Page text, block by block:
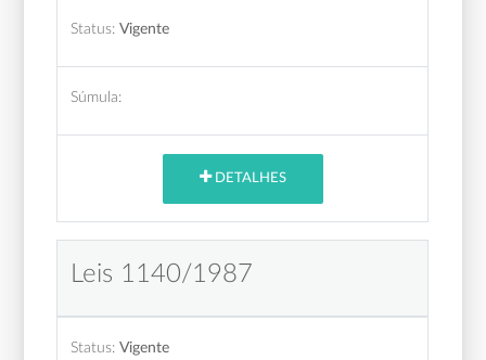
Status: Vigente
Súmula:
DETALHES
Leis 1140/1987
Status: Vigente